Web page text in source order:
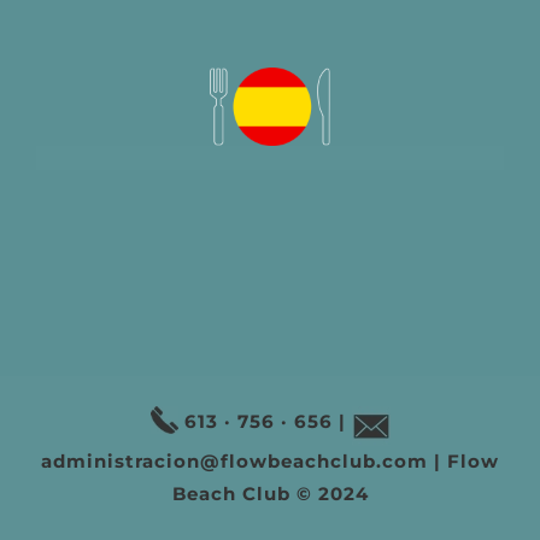
613 · 756 · 656 |
administracion@flowbeachclub.com | Flow
Beach Club © 2024